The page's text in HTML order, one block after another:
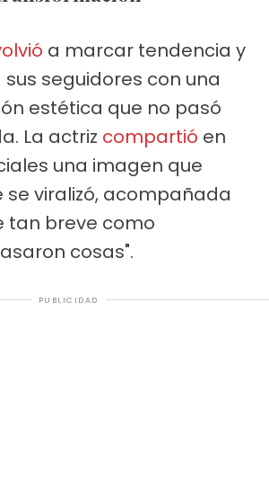
a marcar tendencia y
seguidores con una
estética que no pasó
La actriz compartió en
una imagen que
viralizó, acompañada
tan breve como
cosas".
PUBLICIDAD